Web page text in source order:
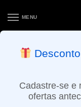
MENU
ENTREGA NO
Cadastre-se e
ofertas